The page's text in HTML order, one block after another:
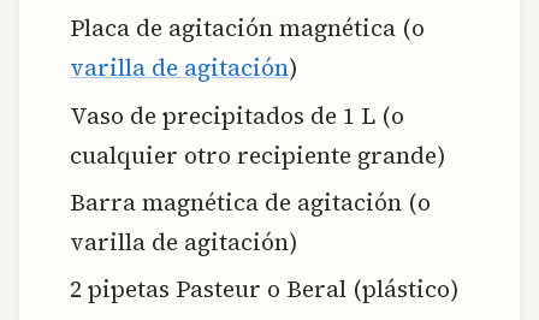
Placa de agitación magnética (o
varilla de agitación)
Vaso de precipitados de 1 L (o
cualquier otro recipiente grande)
Barra magnética de agitación (o
varilla de agitación)
2 pipetas Pasteur o Beral (plástico)